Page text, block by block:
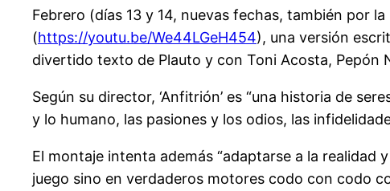
Febrero (días 13 y 14, nuevas fechas, también por
(https://youtu.be/We44LGeH454), una versión
divertido texto de Plauto y con Toni Acosta, Pepón
Según su director, ‘Anfitrión’ es “una historia de
y lo humano, las pasiones y los odios, las
El montaje intenta además “adaptarse a la
juego sino en verdaderos motores codo con codo